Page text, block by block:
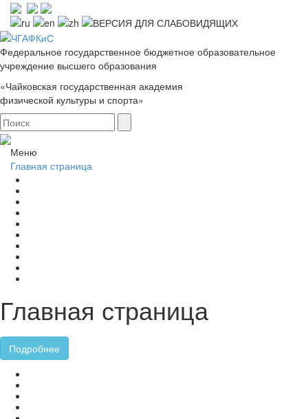
Федеральное государственное бюджетное образовательное
учреждение высшего образования
«Чайковская государственная академия
физической культуры и спорта»
Меню
Главная страница
Главная страница
Подробнее